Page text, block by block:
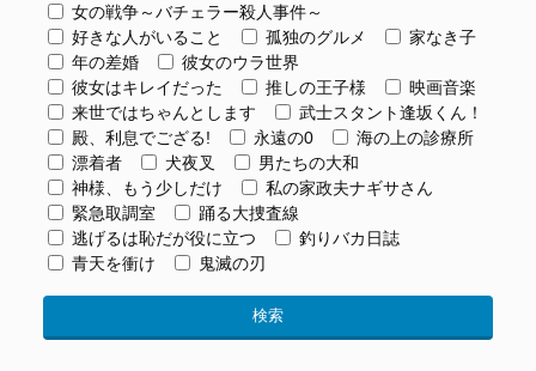
女の戦争～バチェラー殺人事件～
好きな人がいること
孤独のグルメ
家なき子
年の差婚
彼女のウラ世界
彼女はキレイだった
推しの王子様
映画音楽
来世ではちゃんとします
武士スタント逢坂くん！
殿、利息でござる!
永遠の0
海の上の診療所
漂着者
犬夜叉
男たちの大和
神様、もう少しだけ
私の家政夫ナギサさん
緊急取調室
踊る大捜査線
逃げるは恥だが役に立つ
釣りバカ日誌
青天を衝け
鬼滅の刃